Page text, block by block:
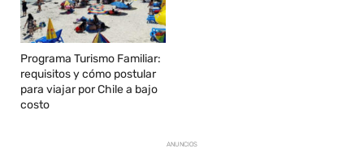
Programa Turismo Familiar:
requisitos y cómo postular
para viajar por Chile a bajo
costo
ANUNCIOS